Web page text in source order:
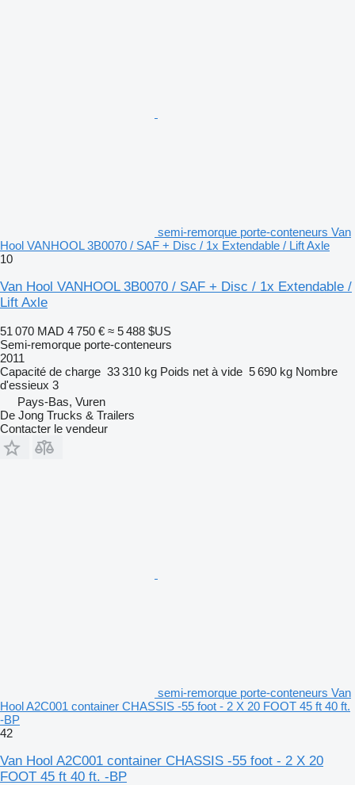
semi-remorque porte-conteneurs Van
Hool VANHOOL 3B0070 / SAF + Disc / 1x Extendable / Lift Axle
10
Van Hool VANHOOL 3B0070 / SAF + Disc / 1x Extendable /
Lift Axle
51 070 MAD 4 750 € ≈ 5 488 $US
Semi-remorque porte-conteneurs
2011
Capacité de charge 33 310 kg Poids net à vide 5 690 kg Nombre
d'essieux 3
Pays-Bas, Vuren
De Jong Trucks & Trailers
Contacter le vendeur
semi-remorque porte-conteneurs Van
Hool A2C001 container CHASSIS -55 foot - 2 X 20 FOOT 45 ft 40 ft.
-BP
42
Van Hool A2C001 container CHASSIS -55 foot - 2 X 20
FOOT 45 ft 40 ft. -BP